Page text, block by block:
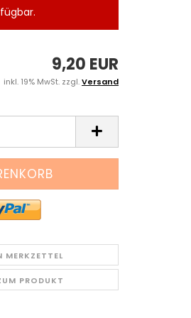
9,20 EUR
inkl. 19% MwSt. zzgl.Versand
MERKZETTEL
PRODUKT